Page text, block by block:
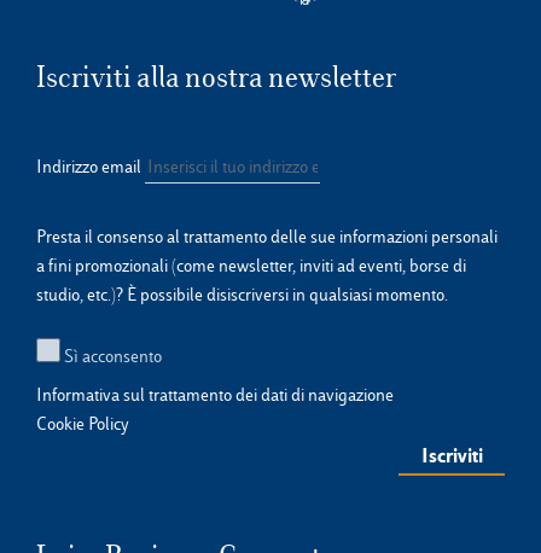
Iscriviti alla nostra newsletter
Indirizzo email
Presta il consenso al trattamento delle sue informazioni personali
a fini promozionali (come newsletter, inviti ad eventi, borse di
studio, etc.)? È possibile disiscriversi in qualsiasi momento.
Sì acconsento
Informativa sul trattamento dei dati di navigazione
Cookie Policy